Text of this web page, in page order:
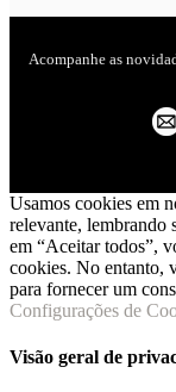
Acompanhe as
Usamos cookies em
relevante, lembrando
em “Aceitar todos”,
cookies. No entanto,
para fornecer um
Configurações de
Visão geral de